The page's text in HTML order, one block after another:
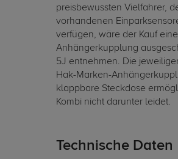
preisbewussten Vielfahrer,
vorhandenen
verfügen, wäre der Kauf
Anhängerkupplung
5J entnehmen. Die
Hak-Marken-
klappbare Steckdose
Kombi nicht darunter leidet.
Technische Daten